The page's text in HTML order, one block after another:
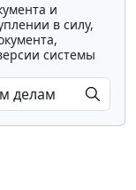
и
в силу,
системы